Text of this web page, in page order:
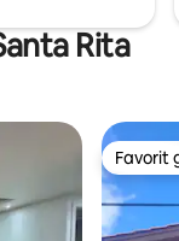
Rita
Favorit
Favorit